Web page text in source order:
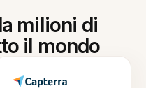
milioni di
il mondo